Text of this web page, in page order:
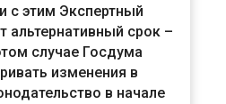
с этим Экспертный
альтернативный срок –
случае Госдума
изменения в
в начале